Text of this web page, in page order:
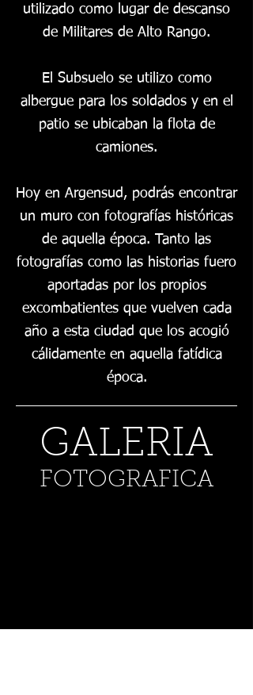
utilizado como lugar de descanso
de Militares de Alto Rango.
El Subsuelo se utilizo como
albergue para los soldados y en el
patio se ubicaban la flota de
camiones.
Hoy en Argensud, podrás encontrar
un muro con fotografías históricas
de aquella época. Tanto las
fotografías como las historias fuero
aportadas por los propios
excombatientes que vuelven cada
año a esta ciudad que los acogió
cálidamente en aquella fatídica
época.
GALERIA
FOTOGRAFICA